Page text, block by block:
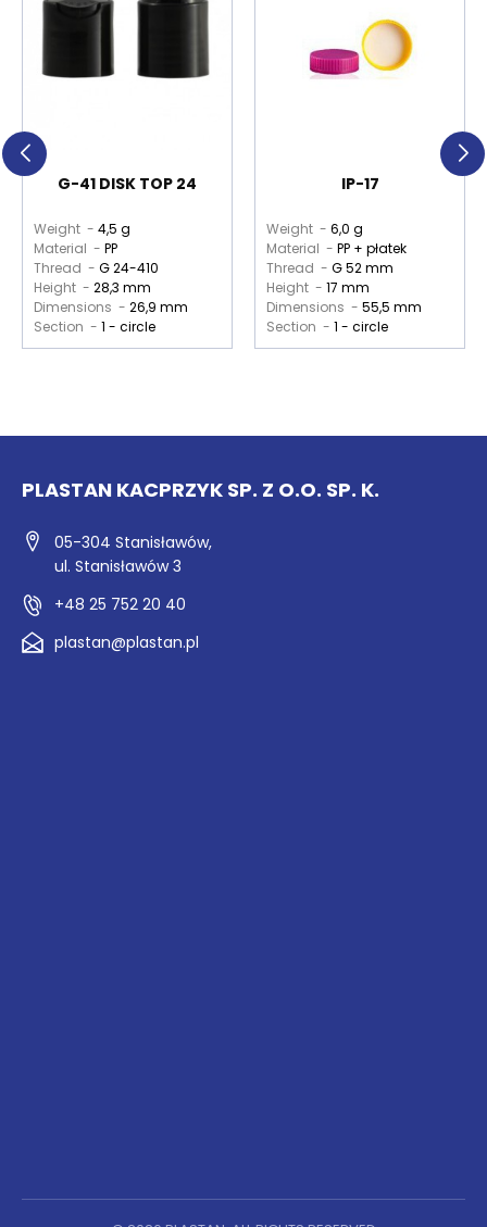
G-41 DISK TOP 24
Weight - 4,5 g
Material - PP
Thread - G 24-410
Height - 28,3 mm
Dimensions - 26,9 mm
Section - 1 - circle
IP-17
Weight - 6,0 g
Material - PP + płatek
Thread - G 52 mm
Height - 17 mm
Dimensions - 55,5 mm
Section - 1 - circle
PLASTAN KACPRZYK SP. Z O.O. SP. K.
05-304 Stanisławów,
ul. Stanisławów 3
+48 25 752 20 40
plastan@plastan.pl